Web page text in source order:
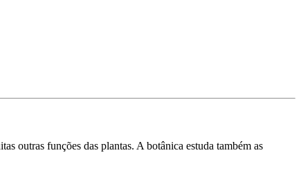
outras funções das plantas. A botânica estuda também as